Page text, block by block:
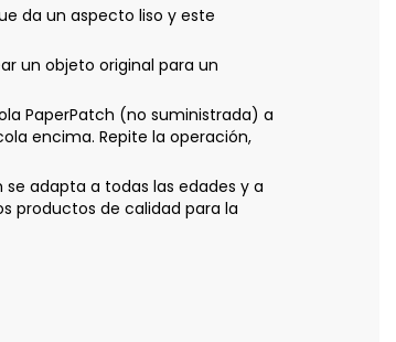
da un aspecto liso y este
un objeto original para un
PaperPatch (no suministrada) a
encima. Repite la operación,
se adapta a todas las edades y a
productos de calidad para la